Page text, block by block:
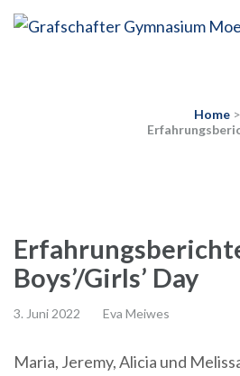
Home >
Boys’/Girls’ Day
3. Juni 2022 Eva Meiwes
Maria, Jeremy, Alicia und